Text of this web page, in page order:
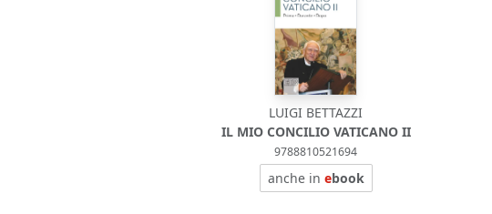
LUIGI BETTAZZI
IL MIO CONCILIO VATICANO II
9788810521694
anche in ebook